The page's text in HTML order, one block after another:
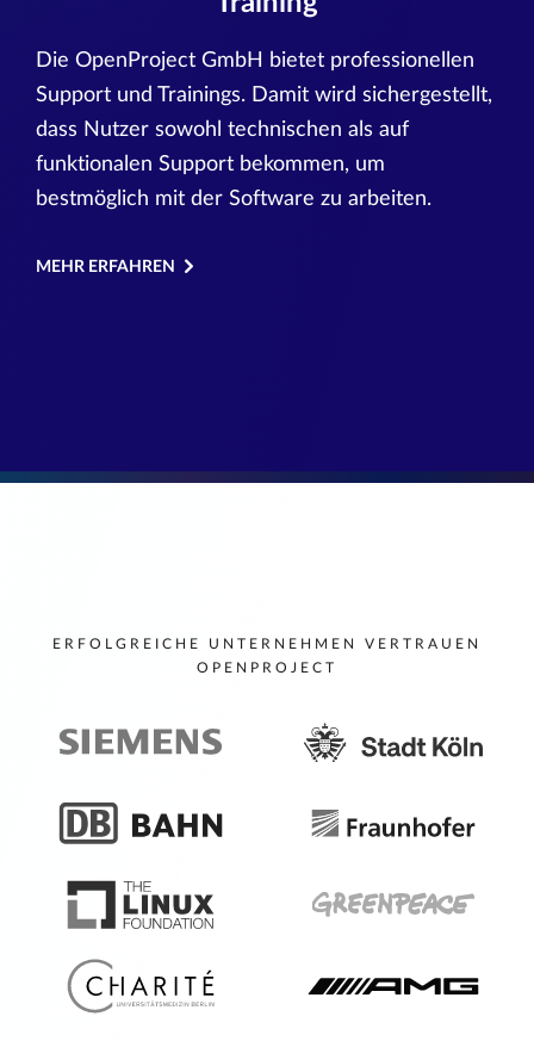
Die OpenProject GmbH bietet professionellen
Support und Trainings. Damit wird sichergestellt,
dass Nutzer sowohl technischen als auf
funktionalen Support bekommen, um
bestmöglich mit der Software zu arbeiten.
MEHR ERFAHREN
ERFOLGREICHE UNTERNEHMEN VERTRAUEN
OPENPROJECT